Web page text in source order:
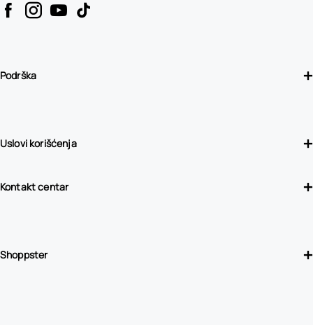
Podrška
Uslovi korišćenja
Kontakt centar
Shoppster